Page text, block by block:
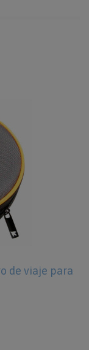
de viaje para